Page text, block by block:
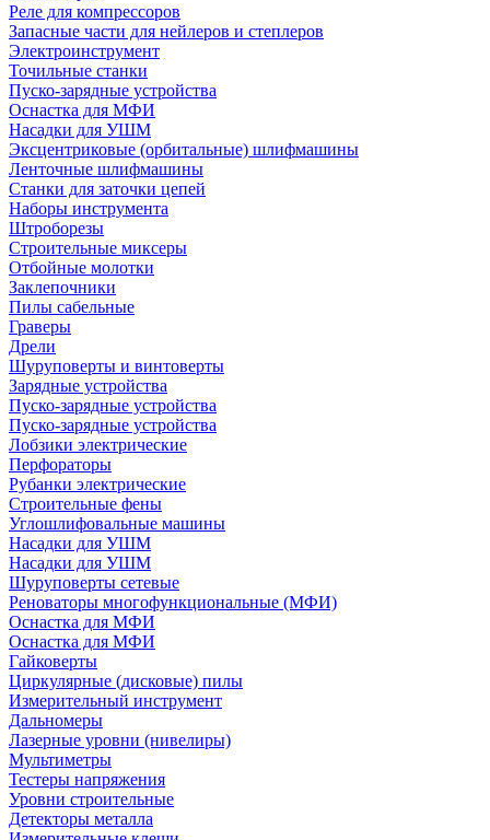
Реле для компрессоров
Запасные части для нейлеров и степлеров
Электроинструмент
Точильные станки
Пуско-зарядные устройства
Оснастка для МФИ
Насадки для УШМ
Эксцентриковые (орбитальные) шлифмашины
Ленточные шлифмашины
Станки для заточки цепей
Наборы инструмента
Штроборезы
Строительные миксеры
Отбойные молотки
Заклепочники
Пилы сабельные
Граверы
Дрели
Шуруповерты и винтоверты
Зарядные устройства
Пуско-зарядные устройства
Пуско-зарядные устройства
Лобзики электрические
Перфораторы
Рубанки электрические
Строительные фены
Углошлифовальные машины
Насадки для УШМ
Насадки для УШМ
Шуруповерты сетевые
Реноваторы многофункциональные (МФИ)
Оснастка для МФИ
Оснастка для МФИ
Гайковерты
Циркулярные (дисковые) пилы
Измерительный инструмент
Дальномеры
Лазерные уровни (нивелиры)
Мультиметры
Тестеры напряжения
Уровни строительные
Детекторы металла